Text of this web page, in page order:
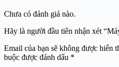
Chưa có đánh giá nào.
Hãy là người đầu tiên nhận xét
Email của bạn sẽ không được hiển
buộc được đánh dấu *